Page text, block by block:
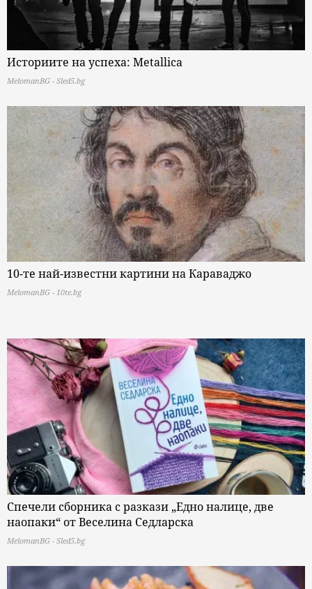
Историите на успеха: Metallica
MelomanBG - Sled5.bg
10-те най-известни картини на Караваджо
MelomanBG - 10te.bg
Спечели сборника с разкази „Едно налице, две
наопаки“ от Веселина Седларска
MelomanBG - Sled5.bg